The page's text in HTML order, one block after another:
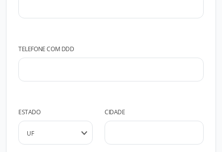
TELEFONE COM DDD
ESTADO CIDADE